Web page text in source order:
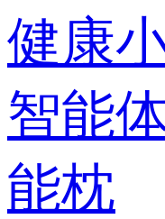
健康
智能
能枕